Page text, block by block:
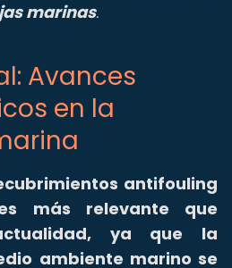
marinas.
Avances
en la
antifouling
más relevante que
ya que la
ambiente marino se